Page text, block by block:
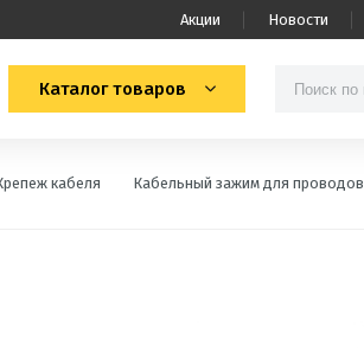
Акции Новости
Каталог товаров
кабеля Кабельный зажим для проводов